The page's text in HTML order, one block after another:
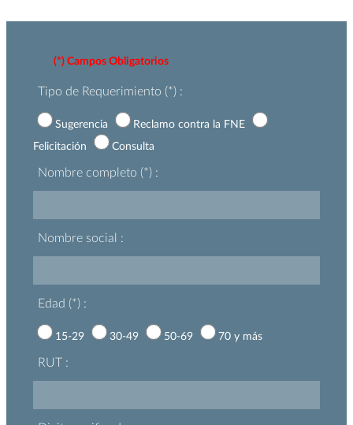
(*) Campos Obligatorios
Tipo de Requerimiento (*) :
Sugerencia
Reclamo contra la FNE
Felicitación
Consulta
Nombre completo (*) :
Nombre social :
Edad (*) :
15-29 30-49 50-69 70 y más
RUT :